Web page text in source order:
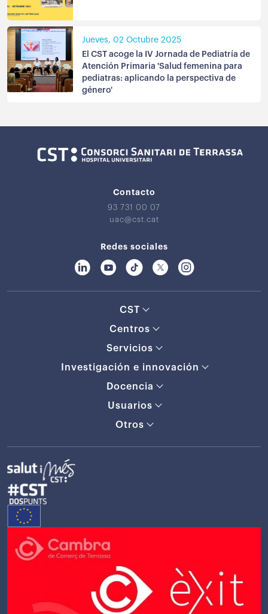
Jueves, 02 Octubre 2025
El CST acoge la IV Jornada de Pediatría de
Atención Primaria 'Salud femenina para
pediatras: aplicando la perspectiva de
género'
Contacto
93 731 00 07
uac@cst.cat
Redes sociales
CST
Centros
Servicios
Investigación e innovación
Docencia
Usuarios
Otros